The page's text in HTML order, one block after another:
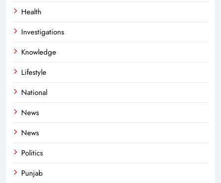
Health
Investigations
Knowledge
Lifestyle
National
News
News
Politics
Punjab